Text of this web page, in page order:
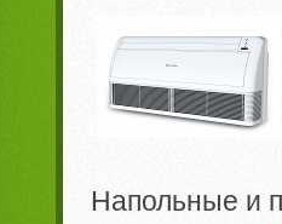
Напольные и